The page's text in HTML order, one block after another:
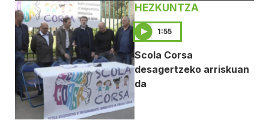
HEZKUNTZA
1:55
Scola Corsa
desagertzeko arriskuan
da